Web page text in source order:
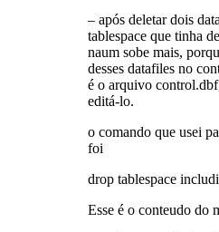
– após deletar dois
tablespace que tinha
naum sobe mais,
desses datafiles no
é o arquivo
editá-lo.
o comando que usei
foi
drop tablespace
Esse é o conteudo do